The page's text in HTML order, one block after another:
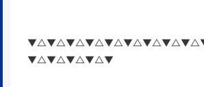
▼△▼△▼△▼△▼